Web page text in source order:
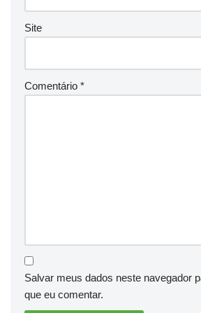
Site
Comentário *
Salvar meus dados neste navegador
que eu comentar.